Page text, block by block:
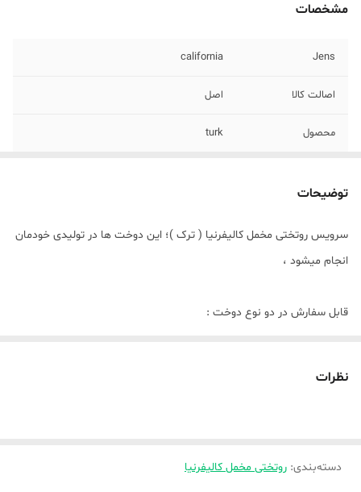
مشخصات
Jens
california
اصالت کالا اصل
محصول turk
توضیحات
سرویس روتختی مخمل کالیفرنیا ( ترک )؛ این دوخت ها در تولیدی خودمان
انجام میشود ،
قابل سفارش در دو نوع دوخت :
🌞_ بصورت کاوری ( پارچه بعنوان کاور زیپدار دوخته میشه و لحاف لایت (
نظرات
دسته‌بندی: روتختی مخمل کالیفرنیا